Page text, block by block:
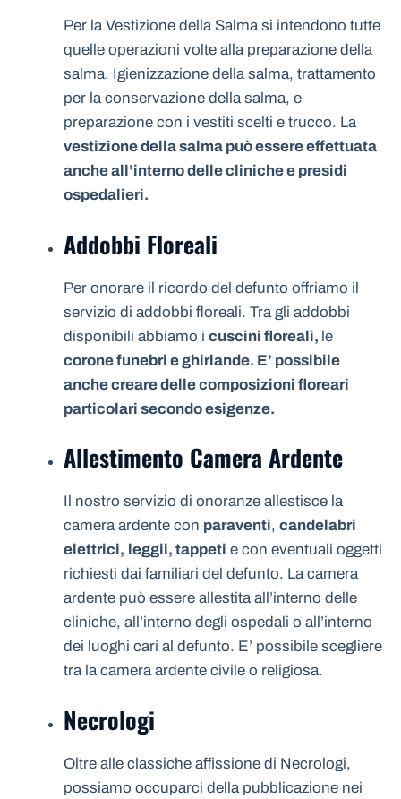
Per la Vestizione della Salma si intendono tutte
quelle operazioni volte alla preparazione della
salma. Igienizzazione della salma, trattamento
per la conservazione della salma, e
preparazione con i vestiti scelti e trucco. La
vestizione della salma può essere effettuata
anche all’interno delle cliniche e presidi
ospedalieri.
Addobbi Floreali
Per onorare il ricordo del defunto offriamo il
servizio di addobbi floreali. Tra gli addobbi
disponibili abbiamo i cuscini floreali, le
corone funebri e ghirlande. E’ possibile
anche creare delle composizioni floreari
particolari secondo esigenze.
Allestimento Camera Ardente
Il nostro servizio di onoranze allestisce la
camera ardente con paraventi, candelabri
elettrici, leggii, tappeti e con eventuali oggetti
richiesti dai familiari del defunto. La camera
ardente può essere allestita all’interno delle
cliniche, all’interno degli ospedali o all’interno
dei luoghi cari al defunto. E’ possibile scegliere
tra la camera ardente civile o religiosa.
Necrologi
Oltre alle classiche affissione di Necrologi,
possiamo occuparci della pubblicazione nei